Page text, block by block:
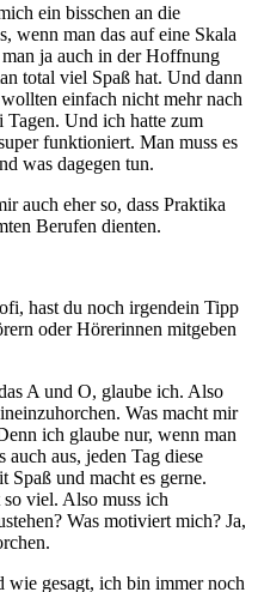
ein bisschen an die
wenn man das auf eine Skala
ja auch in der Hoffnung
total viel Spaß hat. Und dann
einfach nicht mehr nach
Tagen. Und ich hatte zum
funktioniert. Man muss es
was dagegen tun.
auch eher so, dass Praktika
Berufen dienten.
hast du noch irgendein Tipp
oder Hörerinnen mitgeben
A und O, glaube ich. Also
Was macht mir
ich glaube nur, wenn man
auch aus, jeden Tag diese
Spaß und macht es gerne.
viel. Also muss ich
Was motiviert mich? Ja,
gesagt, ich bin immer noch